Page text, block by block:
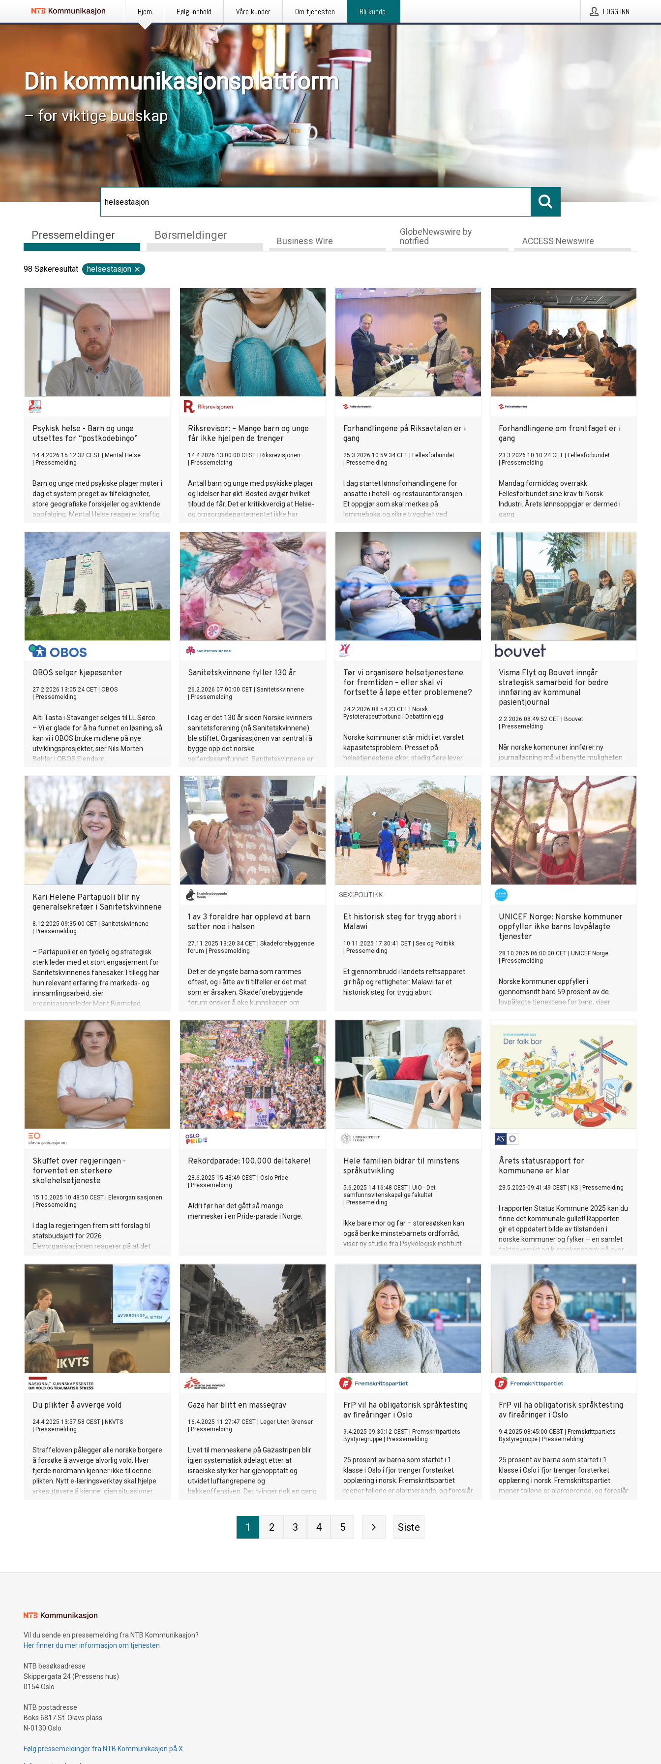
Hjem Følg innhold Våre kunder Om tjenesten Bli kunde LOGG INN
Din kommunikasjonsplattform
– for viktige budskap
Pressemeldinger Børsmeldinger Business Wire
GlobeNewswire by
notified
ACCESS Newswire
98 Søkeresultat helsestasjon
Psykisk helse - Barn og unge
utsettes for “postkodebingo”
14.4.2026 15:12:32 CEST
Mental Helse
Pressemelding
Barn og unge med psykiske plager møter i
dag et system preget av tilfeldigheter,
store geografiske forskjeller og sviktende
oppfølging. Mental Helse reagerer kraftig
situasjonen er både urettferdig og
uholdbar.
Riksrevisor: – Mange barn og unge
får ikke hjelpen de trenger
14.4.2026 13:00:00 CEST
Riksrevisjonen
Pressemelding
Antall barn og unge med psykiske plager
og lidelser har økt. Bosted avgjør hvilket
tilbud de får. Det er kritikkverdig at Helse-
og omsorgsdepartementet ikke har
de trenger.
Forhandlingene på Riksavtalen er i
gang
25.3.2026 10:59:34 CET
Fellesforbundet
Pressemelding
I dag startet lønnsforhandlingene for
ansatte i hotell- og restaurantbransjen. -
Et oppgjør som skal merkes på
lommeboka og sikre trygghet ved
Forhandlingene om frontfaget er i
gang
23.3.2026 10:10:24 CET
Fellesforbundet
Pressemelding
Mandag formiddag overrakk
Fellesforbundet sine krav til Norsk
Industri. Årets lønnsoppgjør er dermed i
gang.
OBOS selger kjøpesenter
27.2.2026 13:05:24 CET
OBOS
Pressemelding
Alti Tasta i Stavanger selges til LL Sørco.
– Vi er glade for å ha funnet en løsning, så
kan vi i OBOS bruke midlene på nye
utviklingsprosjekter, sier Nils Morten
Bøhler i OBOS Eiendom.
Sanitetskvinnene fyller 130 år
26.2.2026 07:00:00 CET
Sanitetskvinnene
Pressemelding
I dag er det 130 år siden Norske kvinners
sanitetsforening (nå Sanitetskvinnene)
ble stiftet. Organisasjonen var sentral i å
bygge opp det norske
velferdssamfunnet. Sanitetskvinnene er
kvinneorganisasjon og spiller en viktig
rolle for kvinnehelse og trygge
lokalsamfunn.
Tør vi organisere helsetjenestene
for fremtiden – eller skal vi
fortsette å løpe etter problemene?
24.2.2026 08:54:23 CET
Norsk
Fysioterapeutforbund
Debattinnlegg
Norske kommuner står midt i et varslet
kapasitetsproblem. Presset på
helsetjenestene øker, stadig flere lever
antallet eldre stiger raskere enn
tjenestene bygges ut. Likevel stiller vi
sjelden det mest grunnleggende
spørsmålet: Har vi egentlig organisert
helsetjenestene smart nok til å møte
fremtiden?
Visma Flyt og Bouvet inngår
strategisk samarbeid for bedre
innføring av kommunal
pasientjournal
2.2.2026 08:49:52 CET
Bouvet
Pressemelding
Når norske kommuner innfører ny
journalløsning må vi benytte muligheten
måter å gjennomføre oppgaver på, og
gjøre endringer. Flyt og Bouvet inngår nå
et strategisk samarbeid for å sikre at
veien fra systemkjøp til reell verdi blir
kortere, tryggere og mer forutsigbar.
Kari Helene Partapuoli blir ny
generalsekretær i Sanitetskvinnene
8.12.2025 09:35:00 CET
Sanitetskvinnene
Pressemelding
– Partapuoli er en tydelig og strategisk
sterk leder med et stort engasjement for
Sanitetskvinnenes fanesaker. I tillegg har
hun relevant erfaring fra markeds- og
innsamlingsarbeid, sier
organisasjonsleder Marit Bjørnstad.
1 av 3 foreldre har opplevd at barn
setter noe i halsen
27.11.2025 13:20:34 CET
Skadeforebyggende
forum
Pressemelding
Det er de yngste barna som rammes
oftest, og i åtte av ti tilfeller er det mat
som er årsaken. Skadeforebyggende
forum ønsker å øke kunnskapen om
Et historisk steg for trygg abort i
Malawi
10.11.2025 17:30:41 CET
Sex og Politikk
Pressemelding
Et gjennombrudd i landets rettsapparet
gir håp og rettigheter: Malawi tar et
historisk steg for trygg abort.
UNICEF Norge: Norske kommuner
oppfyller ikke barns lovpålagte
tjenester
28.10.2025 06:00:00 CET
UNICEF Norge
Pressemelding
Norske kommuner oppfyller i
gjennomsnitt bare 59 prosent av de
lovpålagte tjenestene for barn, viser
mellom kommunene.
Skuffet over regjeringen -
forventet en sterkere
skolehelsetjeneste
15.10.2025 10:48:50 CEST
Elevorganisasjonen
Pressemelding
I dag la regjeringen frem sitt forslag til
statsbudsjett for 2026.
Elevorganisasjonen reagerer på at det
skolehelsetjenesten og elevenes psykiske
Rekordparade: 100.000 deltakere!
28.6.2025 15:48:49 CEST
Oslo Pride
Pressemelding
Aldri før har det gått så mange
mennesker i en Pride-parade i Norge.
Hele familien bidrar til minstens
språkutvikling
5.6.2025 14:16:48 CEST
UiO - Det
samfunnsvitenskapelige fakultet
Pressemelding
Ikke bare mor og far – storesøsken kan
også berike minstebarnets ordforråd,
viser ny studie fra Psykologisk institutt
Årets statusrapport for
kommunene er klar
23.5.2025 09:41:49 CEST KS Pressemelding
I rapporten Status Kommune 2025 kan du
finne det kommunale gullet! Rapporten
gir et oppdatert bilde av tilstanden i
norske kommuner og fylker – en samlet
faktaoversikt og kunnskapsbank på over
fylkeskommuner.
Du plikter å avverge vold
24.4.2025 13:57:58 CEST
NKVTS
Pressemelding
Straffeloven pålegger alle norske borgere
å forsøke å avverge alvorlig vold. Hver
fjerde nordmann kjenner ikke til denne
plikten. Nytt e-læringsverktøy skal hjelpe
yrkesutøvere å kjenne igjen situasjoner
Gaza har blitt en massegrav
16.4.2025 11:27:47 CEST
Leger Uten Grenser
Pressemelding
Livet til menneskene på Gazastripen blir
igjen systematisk ødelagt etter at
israelske styrker har gjenopptatt og
utvidet luftangrepene og
bakkeoffensiven. Det tvinger nok en gang
FrP vil ha obligatorisk språktesting
av fireåringer i Oslo
9.4.2025 09:30:12 CEST
Fremskrittpartiets
Bystyregruppe
Pressemelding
25 prosent av barna som startet i 1.
klasse i Oslo i fjor trenger forsterket
opplæring i norsk. Fremskrittspartiet
mener tallene er alarmerende, og foreslår
FrP vil ha obligatorisk språktesting
av fireåringer i Oslo
9.4.2025 08:45:00 CEST
Fremskrittpartiets
Bystyregruppe
Pressemelding
25 prosent av barna som startet i 1.
klasse i Oslo i fjor trenger forsterket
opplæring i norsk. Fremskrittspartiet
mener tallene er alarmerende, og foreslår
1 2 3 4 5 Siste
Vil du sende en pressemelding fra NTB Kommunikasjon?
Her finner du mer informasjon om tjenesten
NTB besøksadresse
Skippergata 24 (Pressens hus)
0154 Oslo
NTB postadresse
Boks 6817 St. Olavs plass
N-0130 Oslo
Følg pressemeldinger fra NTB Kommunikasjon på X